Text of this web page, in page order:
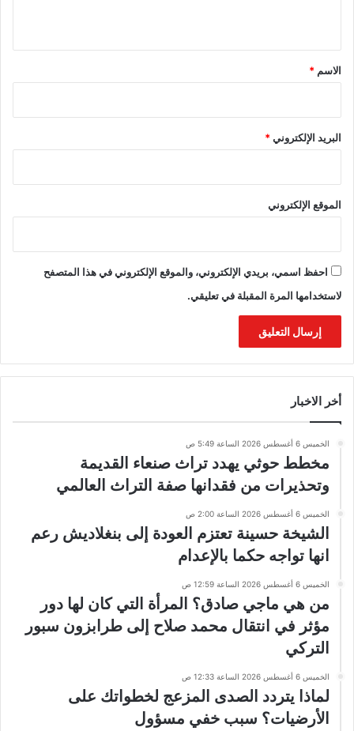
*
الاسم *
البريد الإلكتروني*
الموقع الإلكتروني
احفظ اسمي، بريدي الإلكتروني، والموقع الإلكتروني في هذا المتصفح
لاستخدامها المرة المقبلة في تعليقي.
أخر الاخبار
الخميس 6 أغسطس 2026 الساعة 5:49 ص
مخطط حوثي يهدد تراث صنعاء القديمة
وتحذيرات من فقدانها صفة التراث العالمي
الخميس 6 أغسطس 2026 الساعة 2:00 ص
الشيخة حسينة تعتزم العودة إلى بنغلاديش رعم
انها تواجه حكما بالإعدام
الخميس 6 أغسطس 2026 الساعة 12:59 ص
من هي ماجي صادق؟ المرأة التي كان لها دور
مؤثر في انتقال محمد صلاح إلى طرابزون سبور
التركي
الخميس 6 أغسطس 2026 الساعة 12:33 ص
لماذا يتردد الصدى المزعج لخطواتك على
الأرضيات؟ سبب خفي مسؤول